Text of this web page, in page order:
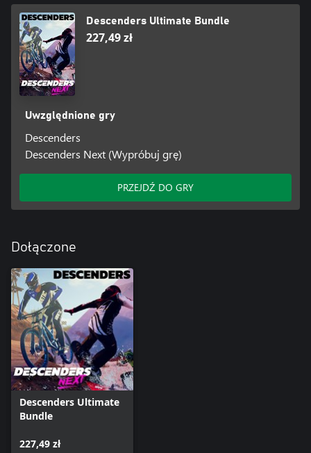
Descenders Ultimate Bundle
227,49 zł
Uwzględnione gry
Descenders
Descenders Next (Wypróbuj grę)
PRZEJDŹ DO GRY
Dołączone
Descenders Ultimate
Bundle
227,49 zł